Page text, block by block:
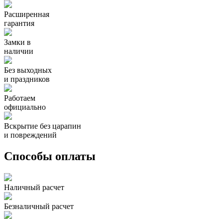
Расширенная
гарантия
Замки в
наличии
Без выходных
и праздников
Работаем
официально
Вскрытие без царапин
и повреждений
Способы оплаты
Наличный расчет
Безналичный расчет